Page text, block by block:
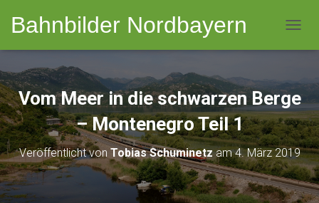
Bahnbilder Nordbayern
Vom Meer in die schwarzen Berge
– Montenegro Teil 1
Veröffentlicht von Tobias Schuminetzam4. März 2019